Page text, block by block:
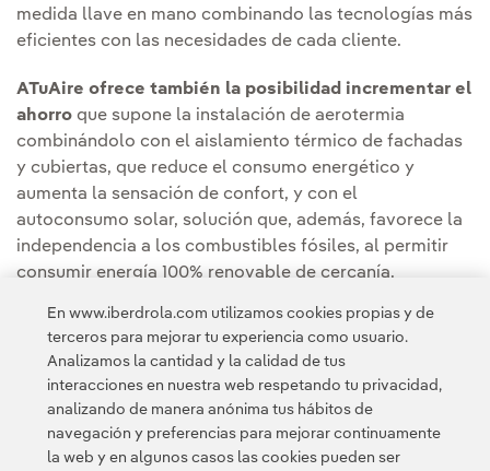
medida llave en mano combinando las tecnologías más
eficientes con las necesidades de cada cliente.
ATuAire ofrece también la posibilidad incrementar el
ahorro que supone la instalación de aerotermia
combinándolo con el aislamiento térmico de fachadas
y cubiertas, que reduce el consumo energético y
aumenta la sensación de confort, y con el
autoconsumo solar, solución que, además, favorece la
independencia a los combustibles fósiles, al permitir
consumir energía 100% renovable de cercanía.
Puedes leer la noticia completa en laSala de
comunicación de Iberdrola España.
En www.iberdrola.com utilizamos cookies propias y de
terceros para mejorar tu experiencia como usuario.
Analizamos la cantidad y la calidad de tus
interacciones en nuestra web respetando tu privacidad,
analizando de manera anónima tus hábitos de
navegación y preferencias para mejorar continuamente
la web y en algunos casos las cookies pueden ser